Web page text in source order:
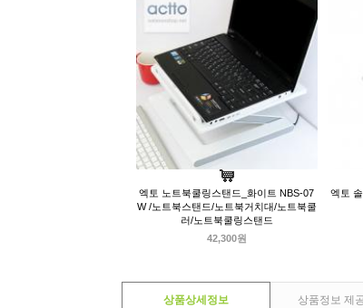
엑토 노트북쿨링스탠드_화이트 NBS-07
W /노트북스탠드/노트북거치대/노트북쿨
러/노트북쿨링스탠드
42,300원
엑토
상품상세정보 상품정보 제